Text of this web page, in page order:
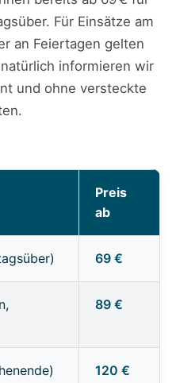
Für Einsätze am
an Feiertagen gelten
informieren wir
und ohne versteckte
Preis
ab
69 €
89 €
120 €